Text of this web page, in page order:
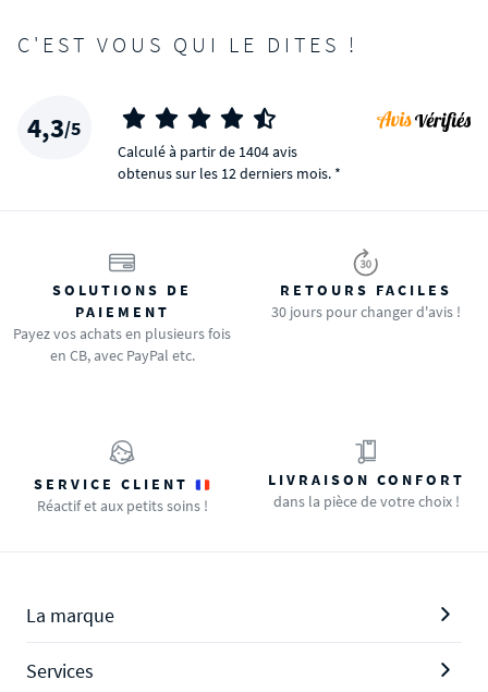
C'EST VOUS QUI LE DITES !
4,3/5
Calculé à partir de 1404 avis
obtenus sur les 12 derniers mois. *
SOLUTIONS DE
PAIEMENT
Payez vos achats en plusieurs fois
en CB, avec PayPal etc.
RETOURS FACILES
30 jours pour changer d'avis !
SERVICE CLIENT
Réactif et aux petits soins !
LIVRAISON CONFORT
dans la pièce de votre choix !
La marque
Services